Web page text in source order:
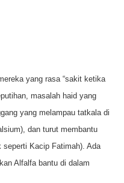
yang rasa “sakit ketika
masalah haid yang
yang melampau tatkala di
dan turut membantu
seperti Kacip Fatimah). Ada
Alfalfa bantu di dalam